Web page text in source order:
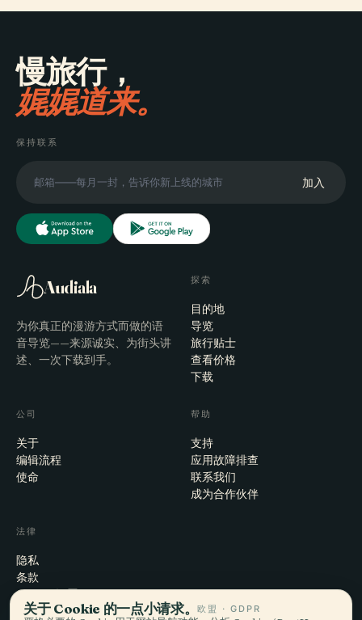
慢旅行，
娓娓道来。
保持联系
加入
Audiala
为你真正的漫游方式而做的语
音导览——来源诚实、为街头讲
述、一次下载到手。
探索
目的地
导览
旅行贴士
查看价格
下载
公司
关于
编辑流程
使命
帮助
支持
应用故障排查
联系我们
成为合作伙伴
法律
隐私
条款
Cookie 设置
注销账户
关于 Cookie 的一点小请求。欧盟 · GDPR